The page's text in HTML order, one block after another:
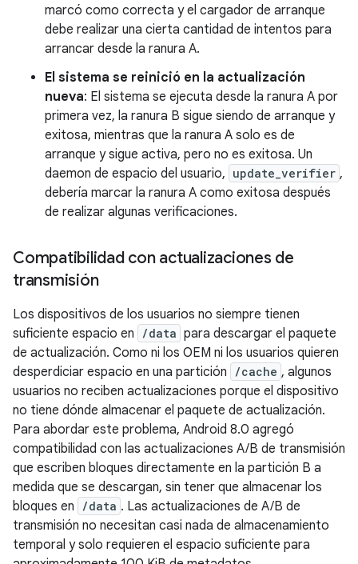
marcó como correcta y el cargador de arranque
debe realizar una cierta cantidad de intentos para
arrancar desde la ranura A.
El sistema se reinició en la actualización
nueva: El sistema se ejecuta desde la ranura A por
primera vez, la ranura B sigue siendo de arranque y
exitosa, mientras que la ranura A solo es de
arranque y sigue activa, pero no es exitosa. Un
daemon de espacio del usuario, update_verifier ,
debería marcar la ranura A como exitosa después
de realizar algunas verificaciones.
Compatibilidad con actualizaciones de
transmisión
Los dispositivos de los usuarios no siempre tienen
suficiente espacio en
/data para descargar el paquete
de actualización. Como ni los OEM ni los usuarios quieren
desperdiciar espacio en una partición
/cache , algunos
usuarios no reciben actualizaciones porque el dispositivo
no tiene dónde almacenar el paquete de actualización.
Para abordar este problema, Android 8.0 agregó
compatibilidad con las actualizaciones A/B de transmisión
que escriben bloques directamente en la partición B a
medida que se descargan, sin tener que almacenar los
bloques en
/data . Las actualizaciones de A/B de
transmisión no necesitan casi nada de almacenamiento
temporal y solo requieren el espacio suficiente para